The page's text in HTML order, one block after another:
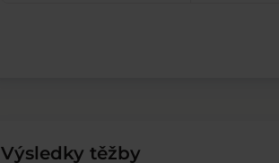
Výsledky těžby